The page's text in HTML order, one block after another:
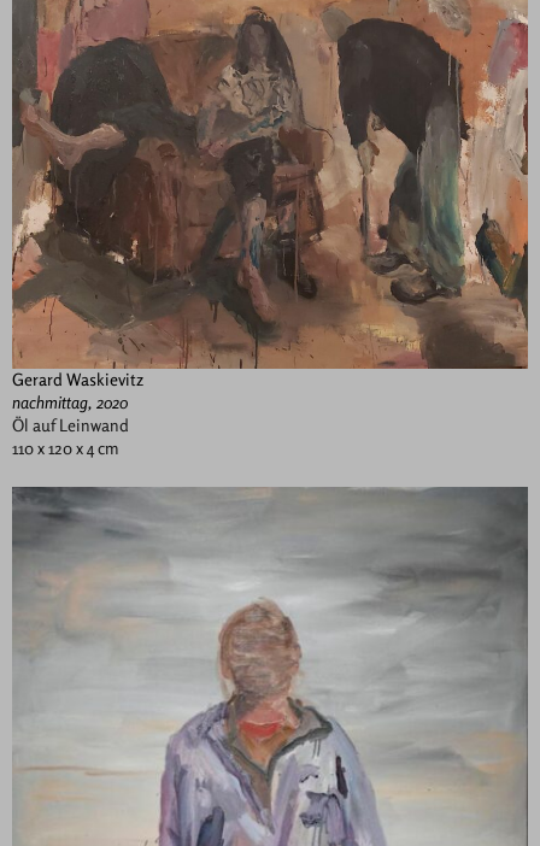
Gerard Waskievitz
nachmittag, 2020
Öl auf Leinwand
110 x 120 x 4 cm